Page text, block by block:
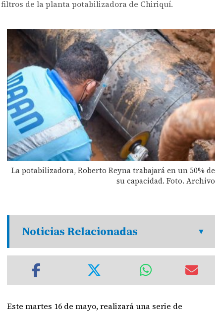
filtros de la planta potabilizadora de Chiriquí.
La potabilizadora, Roberto Reyna trabajará en un 50% de
su capacidad. Foto. Archivo
Noticias Relacionadas
Este martes 16 de mayo, realizará una serie de